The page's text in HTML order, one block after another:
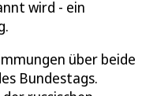
wird - ein
über beide
Bundestags.